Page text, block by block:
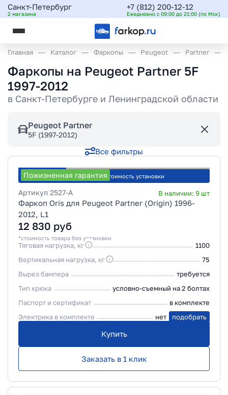
Санкт-Петербург
2 магазина
+7 (812) 200-12-12
Ежедневно с 09:00 до 21:00 (по Мск)
Главная Каталог Фаркопы Peugeot Partner
Фаркопы на Peugeot Partner 5F
1997-2012
в Санкт-Петербурге и Ленинградской области
Peugeot Partner
5F (1997-2012)
Все фильтры
Пожизненная гарантияРассчитать стоимость установки
Артикул 2527-A В наличии: 9 шт
Фаркоп Oris для Peugeot Partner (Origin) 1996-
2012, L1
12 830 руб
*стоимость товара без установки
Тяговая нагрузка, кг
1100
Вертикальная нагрузка, кг
75
Вырез бампера
требуется
Тип крюка
условно-съемный на 2 болтах
Паспорт и сертификат
в комплекте
Электрика в комплекте
нет подобрать
Купить
Заказать в 1 клик